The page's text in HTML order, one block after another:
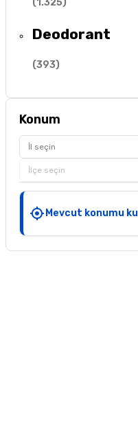
(1.325)
Deodorant
(393)
Konum
İl seçin
İlçe seçin
Mevcut konumu